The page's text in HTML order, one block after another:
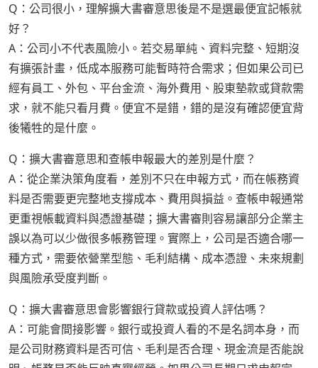
Q：公司很小，理解擴大書審意思後是不是選最便宜記帳就
好？
A：公司小不代表風險小。若交易單純、資料完整、短期沒
有擴張計畫，低成本服務可能暫時符合需求；但如果公司已
經有員工、外包、平台金流、海外費用、股東墊款或貸款需
求，就不能只看月費。便宜不是錯，錯的是沒有確認便宜背
後犧牲的是什麼。
Q：擴大書審意思和查帳申報最大的差別是什麼？
A：從企業決策角度看，差別不只在申報方式，而在帳務資
料是否需要更完整地支撐成本、費用與損益。查帳申報通常
更重視帳載資料與憑證基礎；擴大書審則容易讓部分企業主
誤以為可以少做很多帳務管理。實際上，公司是否適合哪一
種方式，需要依營業型態、毛利結構、成本憑證、未來規劃
與風險承受度判斷。
Q：擴大書審意思會影響銀行貸款或投資人評估嗎？
A：可能會間接影響。銀行或投資人看的不是名詞本身，而
是公司財務資料是否可信、毛利是否合理、現金流是否能說